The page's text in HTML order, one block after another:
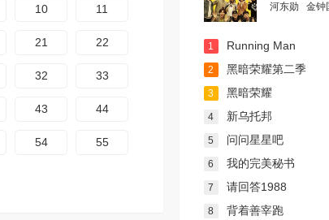
10 11
21 22
32 33
43 44
54 55
河东勋
金钟
1 Running Man
2 黑暗荣耀第二季
3 黑暗荣耀
4 新乌托邦
5 问问星星吧
6 我的完美秘书
7 请回答1988
8 背着善宰跑